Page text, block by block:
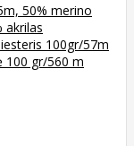
50% merino
akrilas
100gr/57m
100 gr/560 m